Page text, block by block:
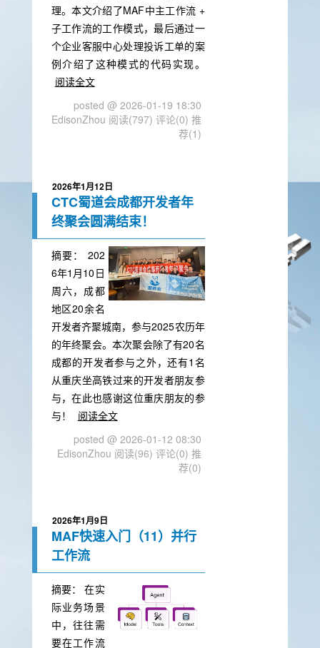
理。本文介绍了MAF中主工作流 +
子工作流的工作模式，最后通过一
个企业客服中心处理投诉工单的案
例介绍了这种模式的代码实现。
阅读全文
posted @ 2026-01-19 18:30
EdisonZhou 阅读(797) 评论(0) 推
荐(1)
2026年1月12日
CTC蜀道会成都开发者年
终聚会圆满结束！
摘要： 202
6年1月10日
周六，成都
地区20余名
开发者齐聚城南，参与2025农历年
的年终聚会。本次聚会除了有20名
成都的开发者参与之外，还有1名
从重庆坐高铁过来的开发者朋友参
与，在此也感谢这位重庆朋友的参
与！
阅读全文
posted @ 2026-01-12 08:30
EdisonZhou 阅读(96) 评论(0) 推
荐(0)
2026年1月9日
MAF快速入门（11）并行
工作流
摘要：在实
际业务场景
中，往往需
要在工作流